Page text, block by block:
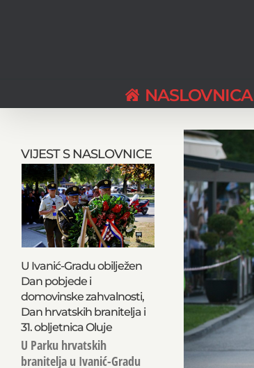
NASLOVNICA
View
Larger
Image
VIJEST S NASLOVNICE
U Ivanić-Gradu obilježen
Dan pobjede i
domovinske zahvalnosti,
Dan hrvatskih branitelja i
31. obljetnica Oluje
U Parku hrvatskih
branitelja u Ivanić-Gradu